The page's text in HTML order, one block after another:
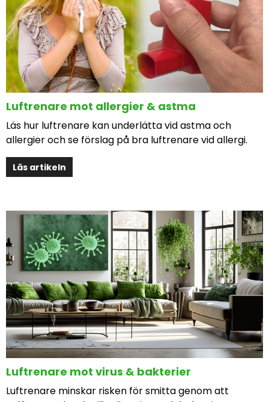
Luftrenare mot allergier & astma
Läs hur luftrenare kan underlätta vid astma och
allergier och se förslag på bra luftrenare vid allergi.
Läs artikeln
Luftrenare mot virus & bakterier
Luftrenare minskar risken för smitta genom att